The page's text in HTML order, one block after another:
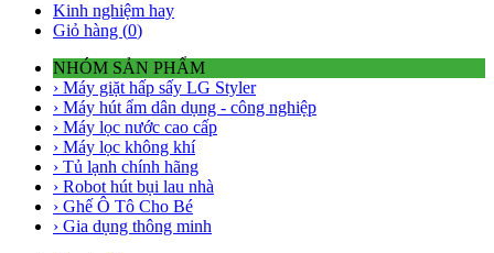
Kinh nghiệm hay
Giỏ hàng (0)
NHÓM SẢN PHẨM
› Máy giặt hấp sấy LG Styler
› Máy hút ẩm dân dụng - công nghiệp
› Máy lọc nước cao cấp
› Máy lọc không khí
› Tủ lạnh chính hãng
› Robot hút bụi lau nhà
› Ghế Ô Tô Cho Bé
› Gia dụng thông minh